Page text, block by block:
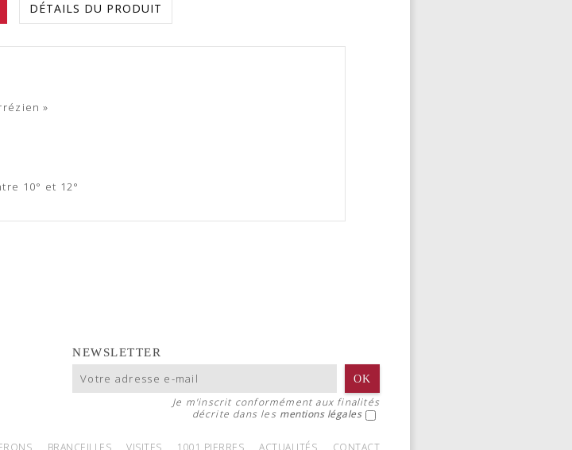
DÉTAILS DU PRODUIT
»
10° et 12°
NEWSLETTER
Je m'inscrit conformément aux finalités
décrite dans les mentions légales